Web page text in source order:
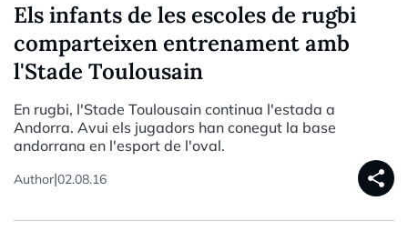
Els infants de les escoles de rugbi
comparteixen entrenament amb
l'Stade Toulousain
En rugbi, l'Stade Toulousain continua l'estada a
Andorra. Avui els jugadors han conegut la base
andorrana en l'esport de l'oval.
Author|02.08.16 share